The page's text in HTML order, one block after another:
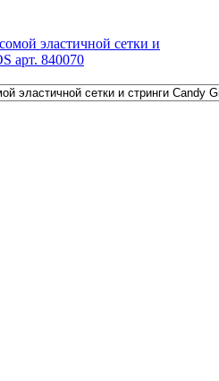
эластичной сетки и
арт. 840070